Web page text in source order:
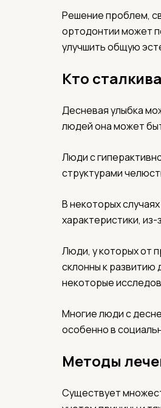
Решение проблем,
ортодонтии может
улучшить общую
Кто
Десневая улыбка
людей она может
Люди с
структурами
В некоторых
характеристики,
Люди, у которых от
склонны к развитию
некоторые
Многие люди с
особенно в
Методы
Существует